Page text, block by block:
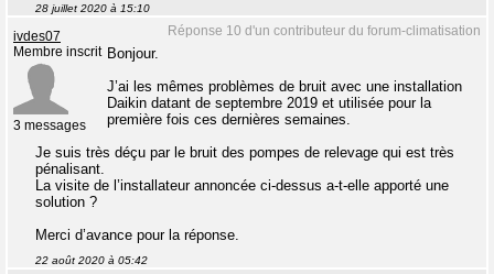
28 juillet 2020 à 15:10
Réponse 10 d'un contributeur du forum-climatisation
ivdes07
Membre inscrit
3 messages
Bonjour.
J’ai les mêmes problèmes de bruit avec une installation
Daikin datant de septembre 2019 et utilisée pour la
première fois ces dernières semaines.
Je suis très déçu par le bruit des pompes de relevage qui est très
pénalisant.
La visite de l’installateur annoncée ci-dessus a-t-elle apporté une
solution ?
Merci d’avance pour la réponse.
22 août 2020 à 05:42